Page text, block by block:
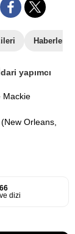
Haberler
yapımcı
Mackie
(New Orleans,
66
dizi